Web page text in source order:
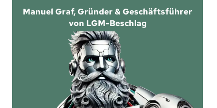
Manuel Graf, Gründer & Geschäftsführer
von LGM-Beschlag